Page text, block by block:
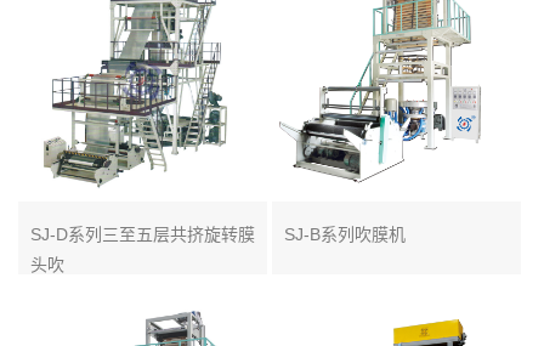
SJ-D系列三至五层共挤旋转膜
头吹
SJ-B系列吹膜机